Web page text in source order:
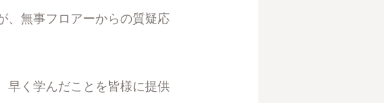
、無事フロアーからの質疑応
早く学んだことを皆様に提供